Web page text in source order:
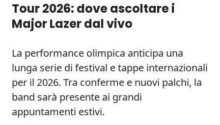
Tour 2026: dove ascoltare i
Major Lazer dal vivo
La performance olimpica anticipa una
lunga serie di festival e tappe internazionali
per il 2026. Tra conferme e nuovi palchi, la
band sarà presente ai grandi
appuntamenti estivi.